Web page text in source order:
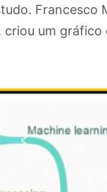
Francesco
criou um